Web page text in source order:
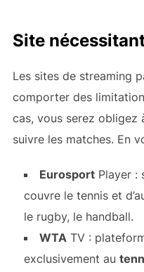
Site
Les sites de streaming
comporter des
cas, vous serez obligez
suivre les matches. En
EurosportPlayer :
couvre le tennis et
le rugby, le handball.
WTATV :
exclusivement au